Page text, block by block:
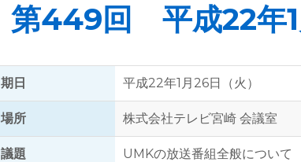
第449回 平成22年1
期日 平成22年1月26日（火）
場所 株式会社テレビ宮崎 会議室
議題 UMKの放送番組全般について